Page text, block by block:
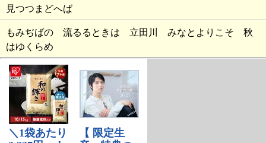
見つつまどへば
もみぢばの 流るるときは 立田川 みなとよりこそ 秋
はゆくらめ